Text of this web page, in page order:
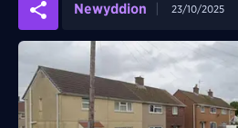
Newyddion 23/10/2025